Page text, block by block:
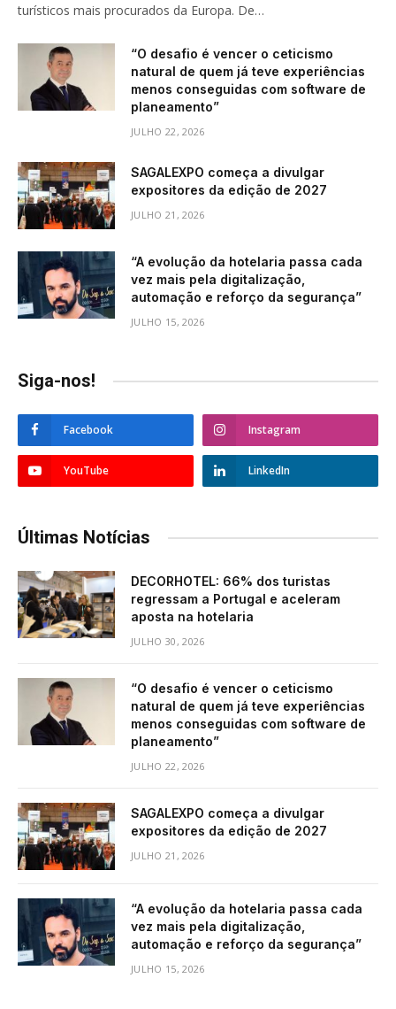
turísticos mais procurados da Europa. De…
“O desafio é vencer o ceticismo
natural de quem já teve experiências
menos conseguidas com software de
planeamento”
JULHO 22, 2026
SAGALEXPO começa a divulgar
expositores da edição de 2027
JULHO 21, 2026
“A evolução da hotelaria passa cada
vez mais pela digitalização,
automação e reforço da segurança”
JULHO 15, 2026
Siga-nos!
Facebook Instagram
YouTube LinkedIn
Últimas Notícias
DECORHOTEL: 66% dos turistas
regressam a Portugal e aceleram
aposta na hotelaria
JULHO 30, 2026
“O desafio é vencer o ceticismo
natural de quem já teve experiências
menos conseguidas com software de
planeamento”
JULHO 22, 2026
SAGALEXPO começa a divulgar
expositores da edição de 2027
JULHO 21, 2026
“A evolução da hotelaria passa cada
vez mais pela digitalização,
automação e reforço da segurança”
JULHO 15, 2026